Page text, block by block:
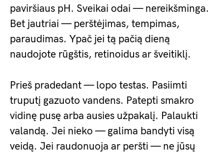
paviršiaus pH. Sveikai odai — nereikšminga.
Bet jautriai — perštėjimas, tempimas,
paraudimas. Ypač jei tą pačią dieną
naudojote rūgštis, retinoidus ar šveitiklį.
Prieš pradedant — lopo testas. Pasiimti
truputį gazuoto vandens. Patepti smakro
vidinę pusę arba ausies užpakalį. Palaukti
valandą. Jei nieko — galima bandyti visą
veidą. Jei raudonuoja ar peršti — ne jūsų